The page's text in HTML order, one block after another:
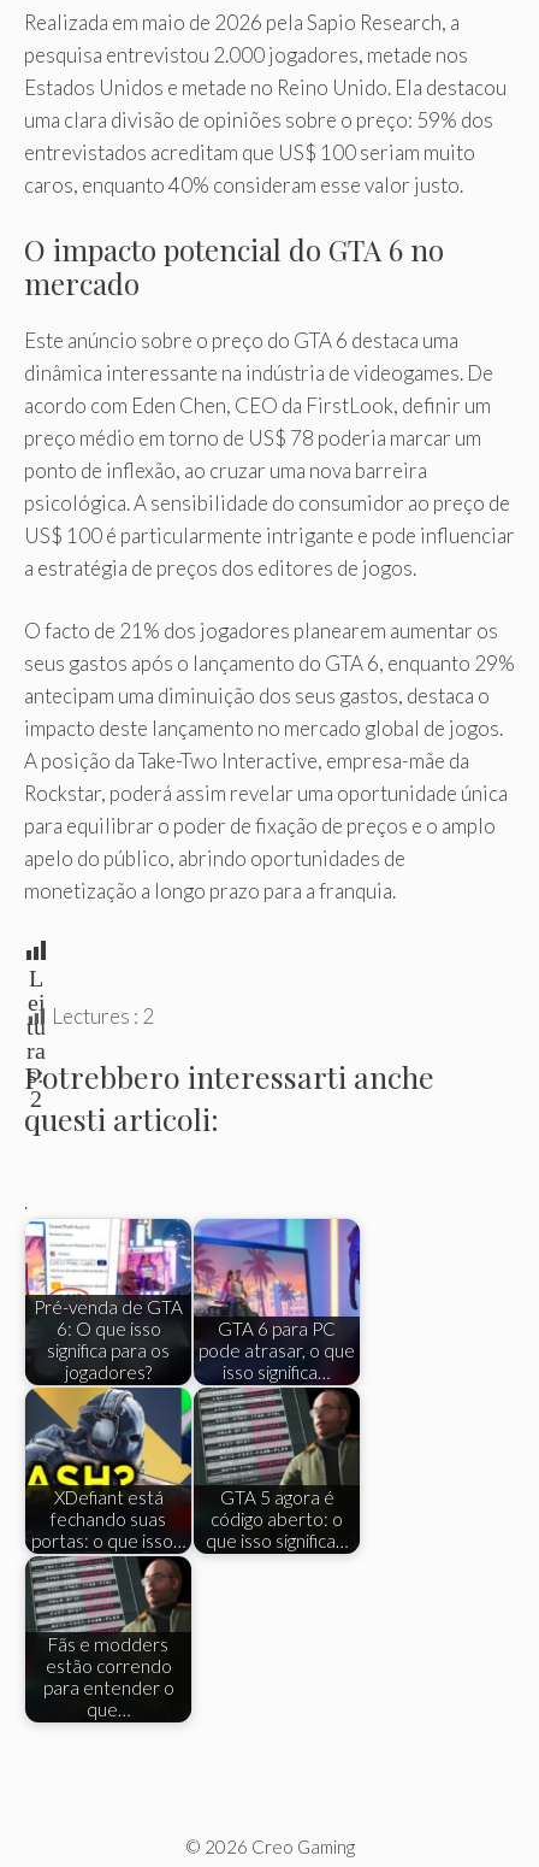
Realizada em maio de 2026 pela Sapio Research, a
pesquisa entrevistou 2.000 jogadores, metade nos
Estados Unidos e metade no Reino Unido. Ela destacou
uma clara divisão de opiniões sobre o preço: 59% dos
entrevistados acreditam que US$ 100 seriam muito
caros, enquanto 40% consideram esse valor justo.
O impacto potencial do GTA 6 no
mercado
Este anúncio sobre o preço do GTA 6 destaca uma
dinâmica interessante na indústria de videogames. De
acordo com Eden Chen, CEO da FirstLook, definir um
preço médio em torno de US$ 78 poderia marcar um
ponto de inflexão, ao cruzar uma nova barreira
psicológica. A sensibilidade do consumidor ao preço de
US$ 100 é particularmente intrigante e pode influenciar
a estratégia de preços dos editores de jogos.
O facto de 21% dos jogadores planearem aumentar os
seus gastos após o lançamento do GTA 6, enquanto 29%
antecipam uma diminuição dos seus gastos, destaca o
impacto deste lançamento no mercado global de jogos.
A posição da Take-Two Interactive, empresa-mãe da
Rockstar, poderá assim revelar uma oportunidade única
para equilibrar o poder de fixação de preços e o amplo
apelo do público, abrindo oportunidades de
monetização a longo prazo para a franquia.
L
ei
tu
ra
s:
2
Lectures : 2
Potrebbero interessarti anche
questi articoli:
.
Pré-venda de GTA
6: O que isso
significa para os
jogadores?
GTA 6 para PC
pode atrasar, o que
isso significa…
XDefiant está
fechando suas
portas: o que isso…
GTA 5 agora é
código aberto: o
que isso significa…
Fãs e modders
estão correndo
para entender o
que…
© 2026 Creo Gaming